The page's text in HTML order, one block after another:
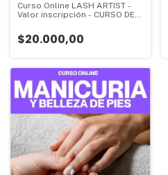
Curso Online LASH ARTIST -
Valor inscripción - CURSO DE
Inscripción:
$20.000,00